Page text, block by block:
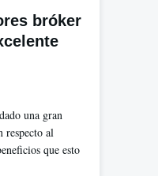
bróker
una gran
respecto al
que esto